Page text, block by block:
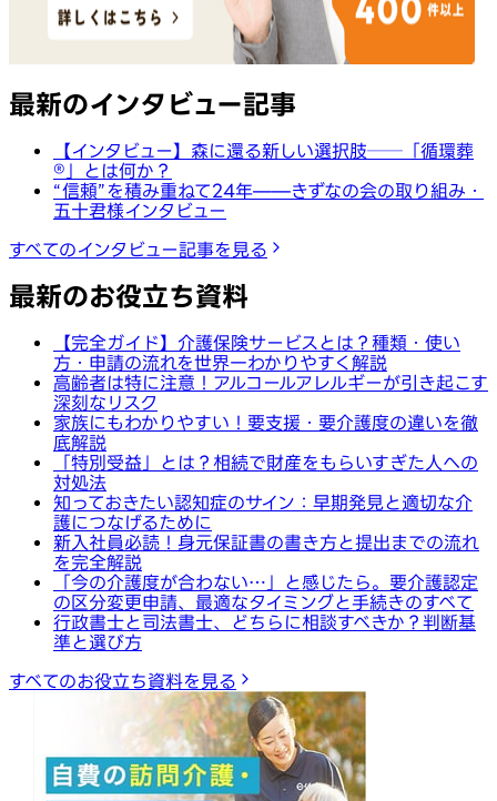
最新のインタビュー記事
【インタビュー】森に還る新しい選択肢──「循環葬
®︎」とは何か？
“信頼”を積み重ねて24年——きずなの会の取り組み・
五十君様インタビュー
すべてのインタビュー記事を見る
最新のお役立ち資料
【完全ガイド】介護保険サービスとは？種類・使い
方・申請の流れを世界一わかりやすく解説
高齢者は特に注意！アルコールアレルギーが引き起こす
深刻なリスク
家族にもわかりやすい！要支援・要介護度の違いを徹
底解説
「特別受益」とは？相続で財産をもらいすぎた人への
対処法
知っておきたい認知症のサイン：早期発見と適切な介
護につなげるために
新入社員必読！身元保証書の書き方と提出までの流れ
を完全解説
「今の介護度が合わない…」と感じたら。要介護認定
の区分変更申請、最適なタイミングと手続きのすべて
行政書士と司法書士、どちらに相談すべきか？判断基
準と選び方
すべてのお役立ち資料を見る